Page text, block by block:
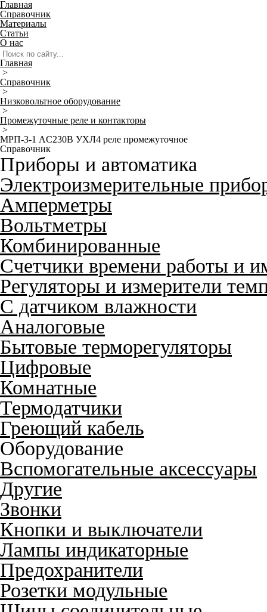
Главная
Справочник
Материалы
Статьи
О нас
Главная
>
Справочник
>
Низковольтное оборудование
>
Промежуточные реле и контакторы
>
МРП-3-1 AC230В УХЛ4 реле промежуточное
Справочник
Приборы и автоматика
Электроизмерительные
Амперметры
Вольтметры
Комбинированные
Счетчики времени работы и
Регуляторы и измерители
С датчиком влажности
Аналоговые
Бытовые терморегуляторы
Цифровые
Комнатные
Термодатчики
Греющий кабель
Оборудование
Вспомогательные аксессуары
Другие
Звонки
Кнопки и выключатели
Лампы индикаторные
Предохранители
Розетки модульные